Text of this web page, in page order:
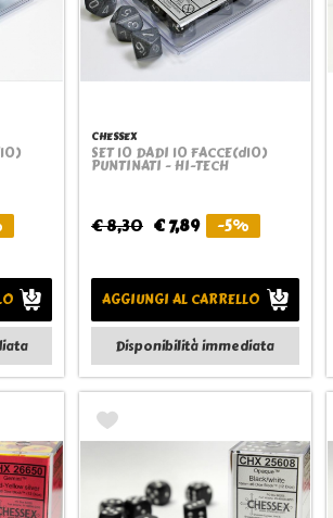
Quickview
CHESSEX
SET 10 DADI 10 FACCE(d10)
PUNTINATI - HI-TECH
€ 8,30 € 7,89 -5%
AGGIUNGI AL CARRELLO
Disponibilità immediata